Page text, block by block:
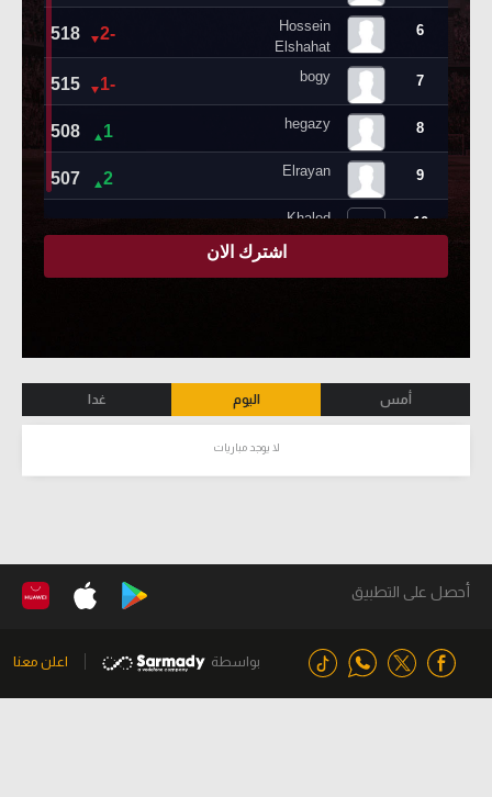
أمس اليوم غدا
لا يوجد مباريات
أحصل على التطبيق
بواسطة اعلن معنا